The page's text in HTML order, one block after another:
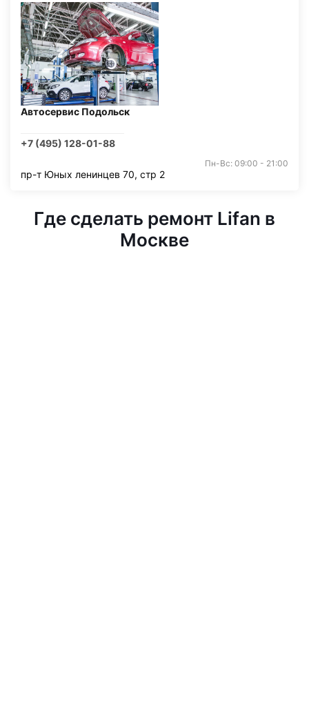
Автосервис Подольск
+7 (495) 128-01-88
Пн-Вс: 09:00 - 21:00
пр-т Юных ленинцев 70, стр 2
Где сделать ремонт Lifan в
Москве